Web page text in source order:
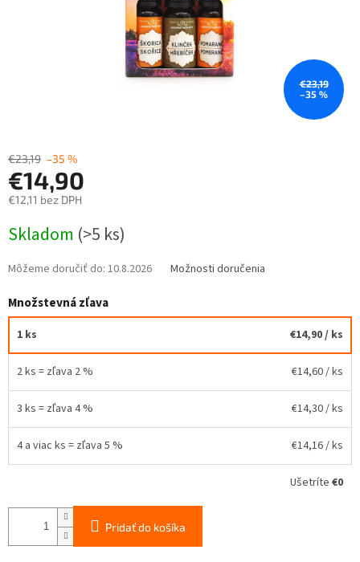
€23,19
–35 %
€23,19 –35 %
€14,90
€12,11 bez DPH
cena:
Skladom (>5 ks)
Môžeme doručiť do: 10.8.2026 Možnosti doručenia
Množstevná zľava
1 ks €14,90/ ks
2 ks = zľava 2 % €14,60/ ks
3 ks = zľava 4 % €14,30/ ks
4 a viac ks = zľava 5 % €14,16/ ks
Ušetríte €0
Pridať do košíka